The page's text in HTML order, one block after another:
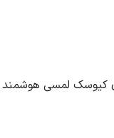
کیوسک لمسی